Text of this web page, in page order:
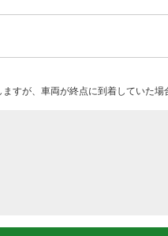
すが、車両が終点に到着していた